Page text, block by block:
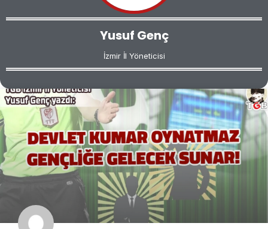
Yusuf Genç
İzmir İl Yöneticisi